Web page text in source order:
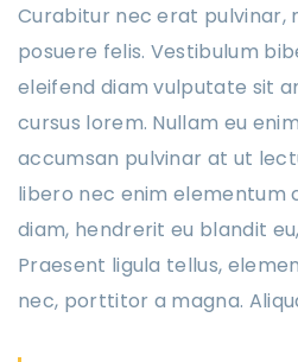
Curabitur nec erat pulvinar,
posuere felis. Vestibulum
eleifend diam vulputate sit
cursus lorem. Nullam eu
accumsan pulvinar at ut
libero nec enim elementum
diam, hendrerit eu blandit
Praesent ligula tellus,
nec, porttitor a magna.